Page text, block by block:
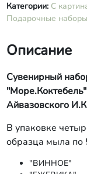
Категории: С
Подарочные наборы
Описание
Сувенирный
Айвазовского
В упаковке
образца мыла по
"ВИННОЕ"